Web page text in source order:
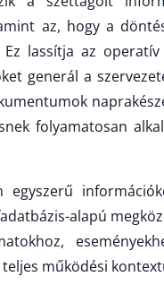
az, hogy a
lassítja az
generál a
folyamatosan
alapú
működési